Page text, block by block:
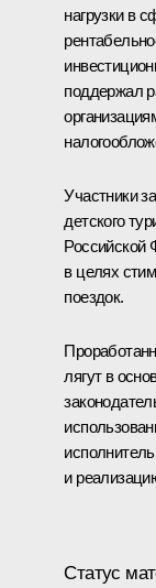
нагрузки в
поддержал
Участники
детского
Российской
в целях
поездок.
лягут в
и
Статус